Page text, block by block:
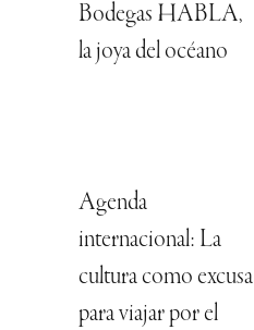
Bodegas HABLA,
la joya del océano
Agenda
internacional: La
cultura como excusa
para viajar por el